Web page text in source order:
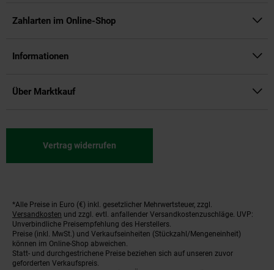
Zahlarten im Online-Shop
Informationen
Über Marktkauf
Vertrag widerrufen
Fußnoten
*Alle Preise in Euro (€) inkl. gesetzlicher Mehrwertsteuer, zzgl.
Versandkosten und zzgl. evtl. anfallender Versandkostenzuschläge. UVP:
Unverbindliche Preisempfehlung des Herstellers.
Preise (inkl. MwSt.) und Verkaufseinheiten (Stückzahl/Mengeneinheit)
können im Online-Shop abweichen.
Statt- und durchgestrichene Preise beziehen sich auf unseren zuvor
geforderten Verkaufspreis.